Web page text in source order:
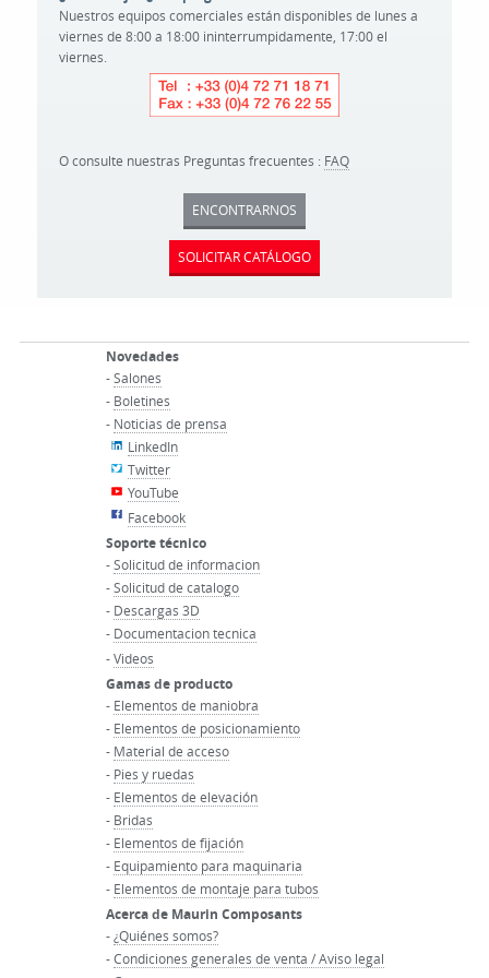
Nuestros equipos comerciales están disponibles de lunes a
viernes de 8:00 a 18:00 ininterrumpidamente, 17:00 el
viernes.
O consulte nuestras Preguntas frecuentes : FAQ
ENCONTRARNOS
SOLICITAR CATÁLOGO
Novedades
-Salones
- Boletines
- Noticias de prensa
LinkedIn
Twitter
YouTube
Facebook
Soporte técnico
-Solicitud de informacion
-Solicitud de catalogo
- Descargas 3D
- Documentacion tecnica
-Videos
Gamas de producto
- Elementos de maniobra
- Elementos de posicionamiento
- Material de acceso
- Pies y ruedas
- Elementos de elevación
- Bridas
- Elementos de fijación
- Equipamiento para maquinaria
- Elementos de montaje para tubos
Acerca de Maurin Composants
-¿Quiénes somos?
-Condiciones generales de venta / Aviso legal